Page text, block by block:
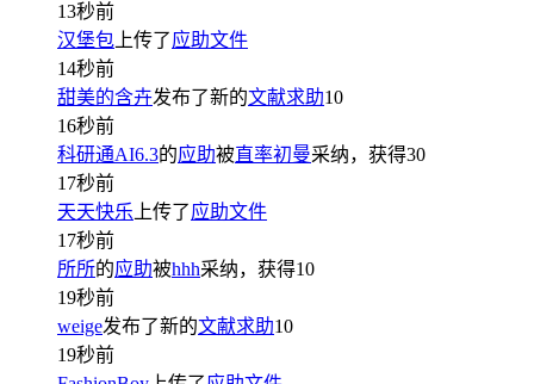
13秒前
汉堡包 上传了应助文件
14秒前
甜美的含卉发布了新的文献求助10
16秒前
科研通AI6.3的应助被直率初曼采纳，获得30
17秒前
天天快乐 上传了应助文件
17秒前
所所的应助被hhh采纳，获得10
19秒前
weige发布了新的文献求助10
19秒前